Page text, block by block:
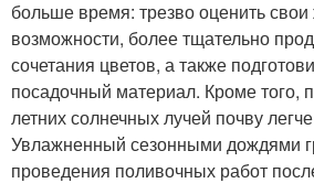
больше время: трезво оценить
возможности, более тщательно
сочетания цветов, а также
посадочный материал. Кроме того,
летних солнечных лучей почву
Увлажненный сезонными дождями
проведения поливочных работ